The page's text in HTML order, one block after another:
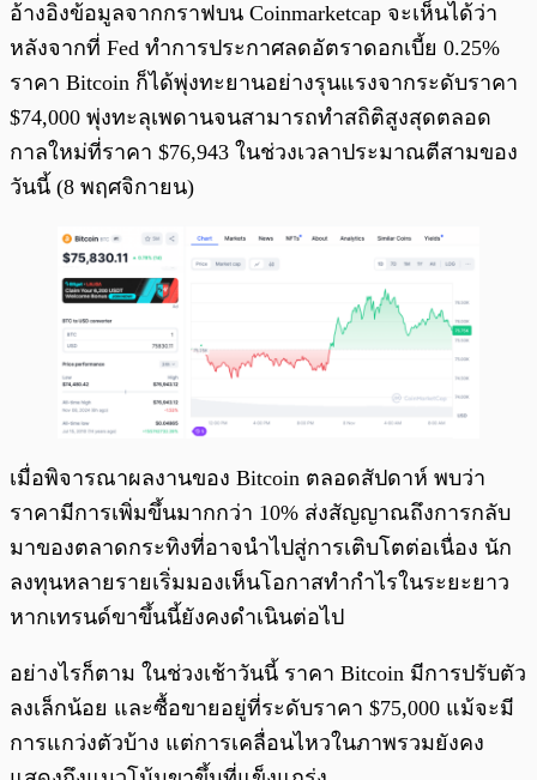
อ้างอิงข้อมูลจากกราฟบน Coinmarketcap จะเห็นได้ว่า
หลังจากที่ Fed ทำการประกาศลดอัตราดอกเบี้ย 0.25%
ราคา Bitcoin ก็ได้พุ่งทะยานอย่างรุนแรงจากระดับราคา
$74,000 พุ่งทะลุเพดานจนสามารถทำสถิติสูงสุดตลอด
กาลใหม่ที่ราคา $76,943 ในช่วงเวลาประมาณตีสามของ
วันนี้ (8 พฤศจิกายน)
เมื่อพิจารณาผลงานของ Bitcoin ตลอดสัปดาห์ พบว่า
ราคามีการเพิ่มขึ้นมากกว่า 10% ส่งสัญญาณถึงการกลับ
มาของตลาดกระทิงที่อาจนำไปสู่การเติบโตต่อเนื่อง นัก
ลงทุนหลายรายเริ่มมองเห็นโอกาสทำกำไรในระยะยาว
หากเทรนด์ขาขึ้นนี้ยังคงดำเนินต่อไป
อย่างไรก็ตาม ในช่วงเช้าวันนี้ ราคา Bitcoin มีการปรับตัว
ลงเล็กน้อย และซื้อขายอยู่ที่ระดับราคา $75,000 แม้จะมี
การแกว่งตัวบ้าง แต่การเคลื่อนไหวในภาพรวมยังคง